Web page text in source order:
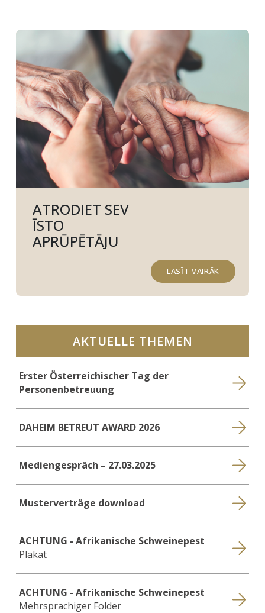
ATRODIET SEV
ĪSTO
APRŪPĒTĀJU
LASĪT VAIRĀK
AKTUELLE THEMEN
Erster Österreichischer Tag der
Personenbetreuung
DAHEIM BETREUT AWARD 2026
Mediengespräch – 27.03.2025
Musterverträge download
ACHTUNG - Afrikanische Schweinepest
Plakat
ACHTUNG - Afrikanische Schweinepest
Mehrsprachiger Folder